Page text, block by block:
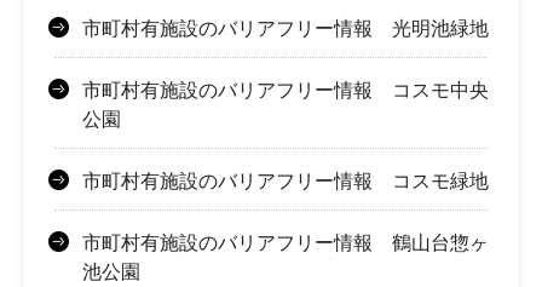
市町村有施設のバリアフリー情報 光明池緑地
市町村有施設のバリアフリー情報 コスモ中央
公園
市町村有施設のバリアフリー情報 コスモ緑地
市町村有施設のバリアフリー情報 鶴山台惣ヶ
池公園